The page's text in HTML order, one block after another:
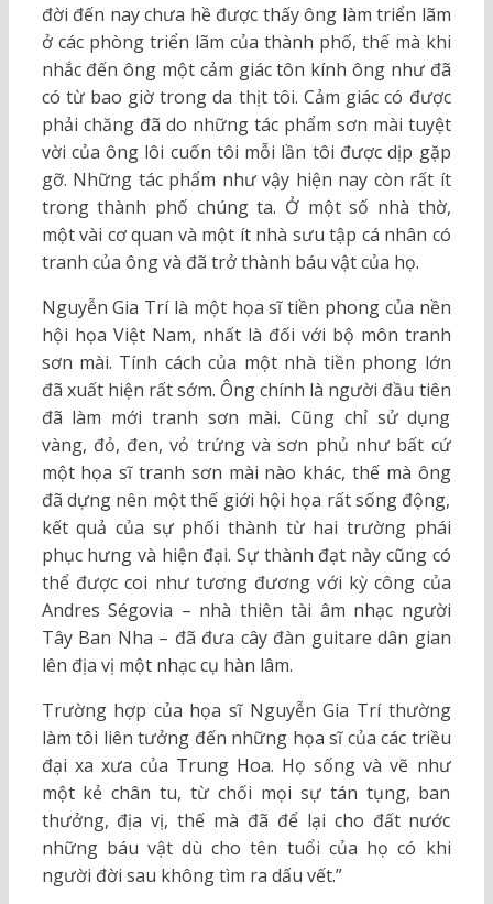
đời đến nay chưa hề được thấy ông làm triển lãm
ở các phòng triển lãm của thành phố, thế mà khi
nhắc đến ông một cảm giác tôn kính ông như đã
có từ bao giờ trong da thịt tôi. Cảm giác có được
phải chăng đã do những tác phẩm sơn mài tuyệt
vời của ông lôi cuốn tôi mỗi lần tôi được dịp gặp
gỡ. Những tác phẩm như vậy hiện nay còn rất ít
trong thành phố chúng ta. Ở một số nhà thờ,
một vài cơ quan và một ít nhà sưu tập cá nhân có
tranh của ông và đã trở thành báu vật của họ.
Nguyễn Gia Trí là một họa sĩ tiền phong của nền
hội họa Việt Nam, nhất là đối với bộ môn tranh
sơn mài. Tính cách của một nhà tiền phong lớn
đã xuất hiện rất sớm. Ông chính là người đầu tiên
đã làm mới tranh sơn mài. Cũng chỉ sử dụng
vàng, đỏ, đen, vỏ trứng và sơn phủ như bất cứ
một họa sĩ tranh sơn mài nào khác, thế mà ông
đã dựng nên một thế giới hội họa rất sống động,
kết quả của sự phối thành từ hai trường phái
phục hưng và hiện đại. Sự thành đạt này cũng có
thể được coi như tương đương với kỳ công của
Andres Ségovia – nhà thiên tài âm nhạc người
Tây Ban Nha – đã đưa cây đàn guitare dân gian
lên địa vị một nhạc cụ hàn lâm.
Trường hợp của họa sĩ Nguyễn Gia Trí thường
làm tôi liên tưởng đến những họa sĩ của các triều
đại xa xưa của Trung Hoa. Họ sống và vẽ như
một kẻ chân tu, từ chối mọi sự tán tụng, ban
thưởng, địa vị, thế mà đã để lại cho đất nước
những báu vật dù cho tên tuổi của họ có khi
người đời sau không tìm ra dấu vết.”